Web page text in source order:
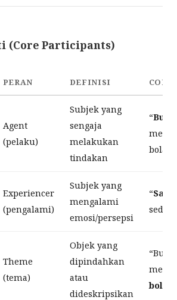
(Core Participants)
PERAN DEFINISI
Agent
(pelaku)
Subjek yang
sengaja
melakukan
tindakan
“Budi
bola”
Experiencer
(pengalami)
Subjek yang
mengalami
emosi/persepsi
“Sari
sedih”
Theme
(tema)
Objek yang
dipindahkan
atau
dideskripsikan
“Budi
bola